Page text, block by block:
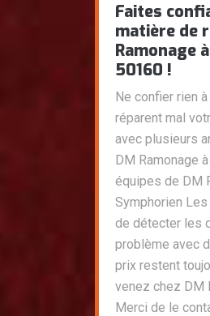
Faites
matière de
Ramonage
50160 !
Ne confier rien
réparent mal
avec plusieurs
DM Ramonage
équipes de DM
Symphorien
de détecter les
problème avec
prix restent
venez chez DM
Merci de le